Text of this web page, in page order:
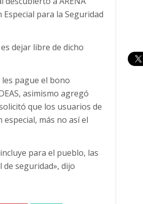
para la Seguridad
dejar libre de dicho
pague el bono
asimismo agregó
que los usuarios de
más no así el
para el pueblo, las
seguridad», dijo